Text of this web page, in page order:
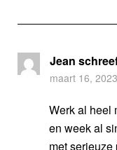
Jean
maart 16,
Werk al heel
en week al
met